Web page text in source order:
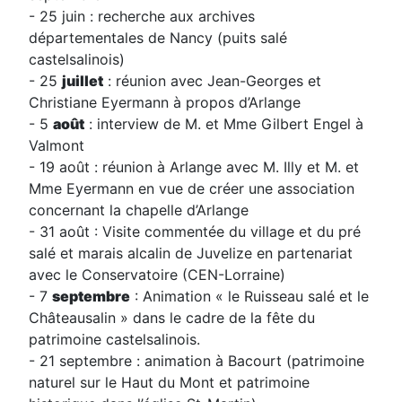
- 25 juin : recherche aux archives
départementales de Nancy (puits salé
castelsalinois)
- 25 juillet : réunion avec Jean-Georges et
Christiane Eyermann à propos d’Arlange
- 5 août : interview de M. et Mme Gilbert Engel à
Valmont
- 19 août : réunion à Arlange avec M. Illy et M. et
Mme Eyermann en vue de créer une association
concernant la chapelle d’Arlange
- 31 août : Visite commentée du village et du pré
salé et marais alcalin de Juvelize en partenariat
avec le Conservatoire (CEN-Lorraine)
- 7 septembre : Animation « le Ruisseau salé et le
Châteausalin » dans le cadre de la fête du
patrimoine castelsalinois.
- 21 septembre : animation à Bacourt (patrimoine
naturel sur le Haut du Mont et patrimoine